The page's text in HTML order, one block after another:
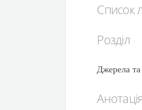
Список
Розділ
Джерела